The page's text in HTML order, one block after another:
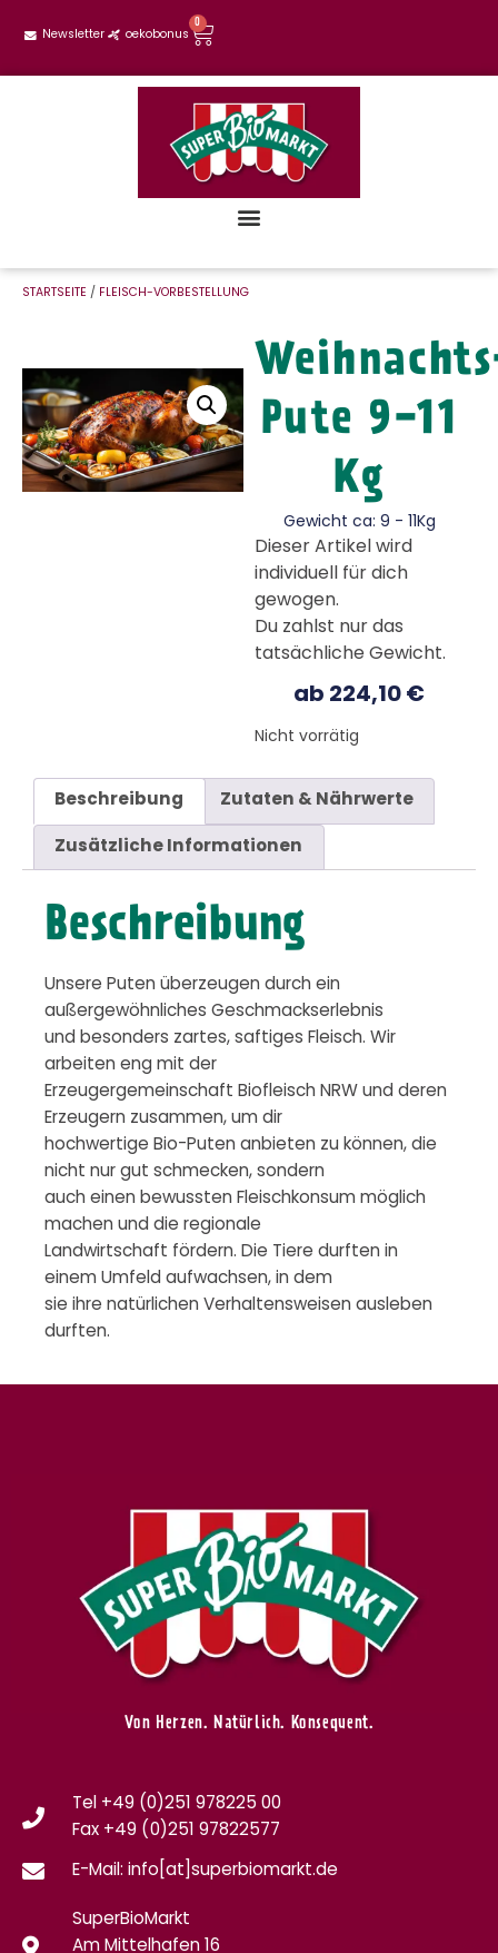
Newsletter oekobonus
0
STARTSEITE / FLEISCH-VORBESTELLUNG
Pute 9-11
Kg
Gewicht ca: 9 - 11Kg
Dieser Artikel wird
individuell für dich
gewogen.
Du zahlst nur das
tatsächliche Gewicht.
ab 224,10 €
Nicht vorrätig
Beschreibung Zutaten & Nährwerte
Zusätzliche Informationen
Beschreibung
Unsere Puten überzeugen durch ein
außergewöhnliches Geschmackserlebnis
und besonders zartes, saftiges Fleisch. Wir
arbeiten eng mit der
Erzeugergemeinschaft Biofleisch NRW und deren
Erzeugern zusammen, um dir
hochwertige Bio-Puten anbieten zu können, die
nicht nur gut schmecken, sondern
auch einen bewussten Fleischkonsum möglich
machen und die regionale
Landwirtschaft fördern. Die Tiere durften in
einem Umfeld aufwachsen, in dem
sie ihre natürlichen Verhaltensweisen ausleben
durften.
Von Herzen. Natürlich. Konsequent.
Tel +49 (0)251 978225 00
Fax +49 (0)251 97822577
E-Mail: info[at]superbiomarkt.de
SuperBioMarkt
Am Mittelhafen 16